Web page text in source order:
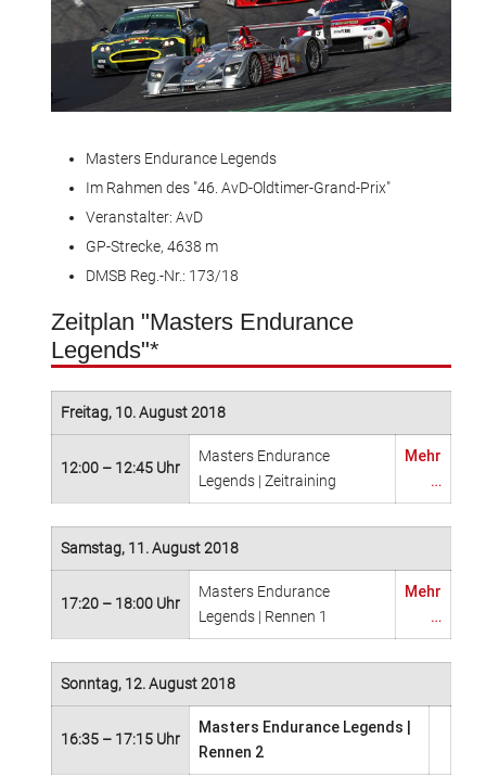
Masters Endurance Legends
Im Rahmen des "46. AvD-Oldtimer-Grand-Prix"
Veranstalter: AvD
GP-Strecke, 4638 m
DMSB Reg.-Nr.: 173/18
Zeitplan "Masters Endurance
Legends"*
Freitag, 10. August 2018
12:00 – 12:45 Uhr
Masters Endurance
Legends | Zeitraining
Mehr
…
Samstag, 11. August 2018
17:20 – 18:00 Uhr
Masters Endurance
Legends | Rennen 1
Mehr
…
Sonntag, 12. August 2018
16:35 – 17:15 Uhr
Masters Endurance Legends |
Rennen 2